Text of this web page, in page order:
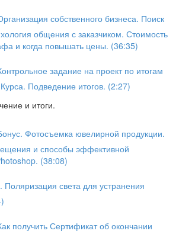
собственного бизнеса. Поиск
общения с заказчиком. Стоимость
и когда повышать цены. (36:35)
задание на проект по итогам
Подведение итогов. (2:27)
и итоги.
Фотосъемка ювелирной продукции.
и способы эффективной
(38:08)
Поляризация света для устранения
получить Сертификат об окончании